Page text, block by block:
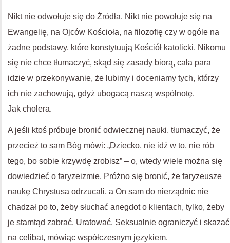
Nikt nie odwołuje się do Źródła. Nikt nie powołuje się na
Ewangelię, na Ojców Kościoła, na filozofię czy w ogóle na
żadne podstawy, które konstytuują Kościół katolicki. Nikomu
się nie chce tłumaczyć, skąd się zasady biorą, cała para
idzie w przekonywanie, że lubimy i doceniamy tych, którzy
ich nie zachowują, gdyż ubogacą naszą wspólnotę.
Jak cholera.
A jeśli ktoś próbuje bronić odwiecznej nauki, tłumaczyć, że
przecież to sam Bóg mówi: „Dziecko, nie idź w to, nie rób
tego, bo sobie krzywdę zrobisz” – o, wtedy wiele można się
dowiedzieć o faryzeizmie. Próżno się bronić, że faryzeusze
naukę Chrystusa odrzucali, a On sam do nierządnic nie
chadzał po to, żeby słuchać anegdot o klientach, tylko, żeby
je stamtąd zabrać. Uratować. Seksualnie ograniczyć i skazać
na celibat, mówiąc współczesnym językiem.